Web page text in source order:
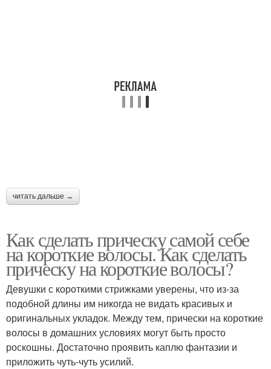
читать дальше →
Как сделать прическу самой себе
на короткие волосы. Как сделать
прическу на короткие волосы?
Девушки с короткими стрижками уверены, что из-за
подобной длины им никогда не видать красивых и
оригинальных укладок. Между тем, прически на короткие
волосы в домашних условиях могут быть просто
роскошны. Достаточно проявить каплю фантазии и
приложить чуть-чуть усилий.